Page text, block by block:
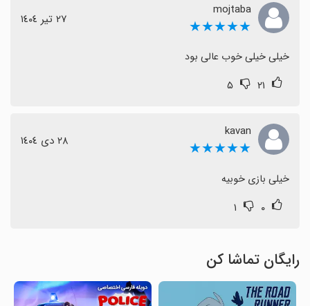
mojtaba
★★★★★ ٢٧ تیر ١٤٠٤
خیلی خیلی خوب عالی بود
۲۱ ۵
kavan
★★★★★ ٢٨ دی ١٤٠٤
خیلی بازی خوبیه
۰ ۱
رایگان تماشا کن